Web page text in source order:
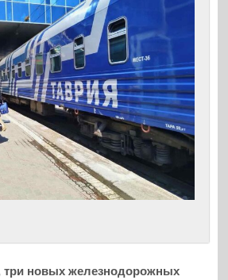
три новых железнодорожных